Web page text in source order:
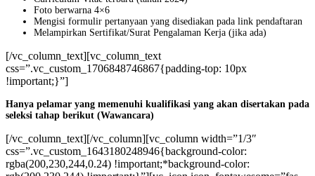
Foto berwarna 4×6
Mengisi formulir pertanyaan yang disediakan pada link pendaftaran
Melampirkan Sertifikat/Surat Pengalaman Kerja (jika ada)
[/vc_column_text][vc_column_text
css=”.vc_custom_1706848746867{padding-top: 10px
!important;}”]
Hanya pelamar yang memenuhi kualifikasi yang akan disertakan pada
seleksi tahap berikut (Wawancara)
[/vc_column_text][/vc_column][vc_column width=”1/3″
css=”.vc_custom_1643180248946{background-color:
rgba(200,230,244,0.24) !important;*background-color: